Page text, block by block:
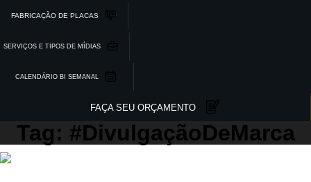
FABRICAÇÃO DE PLACAS
SERVIÇOS E TIPOS DE MÍDIAS
CALENDÁRIO BI SEMANAL
FAÇA SEU ORÇAMENTO
Tag: #DivulgaçãoDeMarca